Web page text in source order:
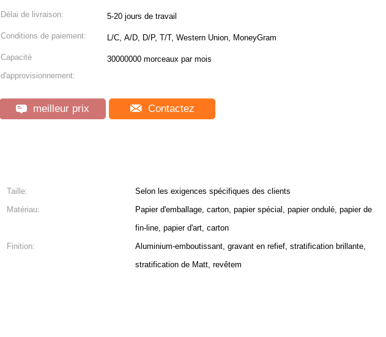
Délai de livraison: 5-20 jours de travail
Conditions de paiement: L/C, A/D, D/P, T/T, Western Union, MoneyGram
Capacité
d'approvisionnement:
30000000 morceaux par mois
meilleur prix Contactez
Taille:
Selon les exigences spécifiques des clients
Matériau:
Papier d'emballage, carton, papier spécial, papier ondulé, papier de
fin-line, papier d'art, carton
Finition:
Aluminium-emboutissant, gravant en refief, stratification brillante,
stratification de Matt, revêtem